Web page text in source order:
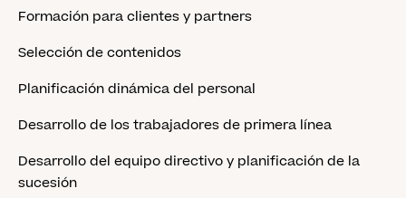
Formación para clientes y partners
Selección de contenidos
Planificación dinámica del personal
Desarrollo de los trabajadores de primera línea
Desarrollo del equipo directivo y planificación de la
sucesión